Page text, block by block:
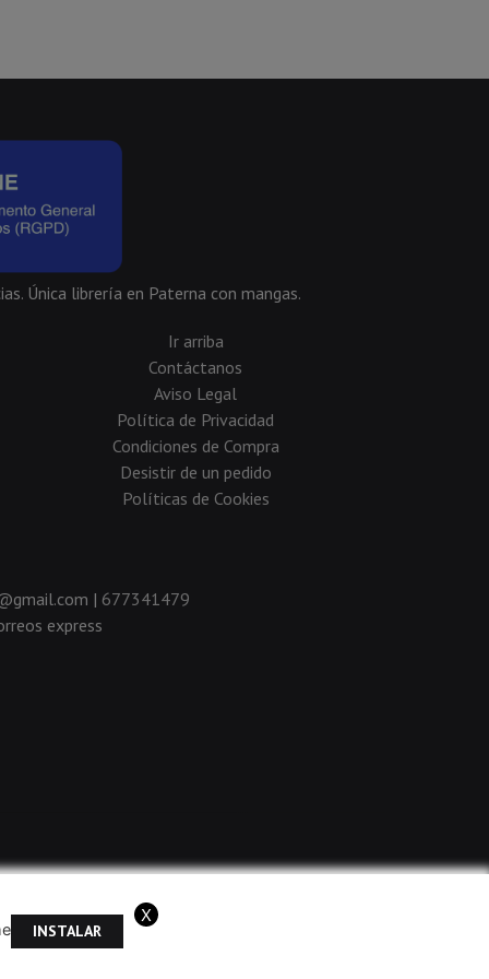
Única librería en Paterna con mangas.
Ir arriba
Contáctanos
Aviso Legal
Política de Privacidad
Condiciones de Compra
Desistir de un pedido
Políticas de Cookies
| 677341479
express
INSTALAR
X